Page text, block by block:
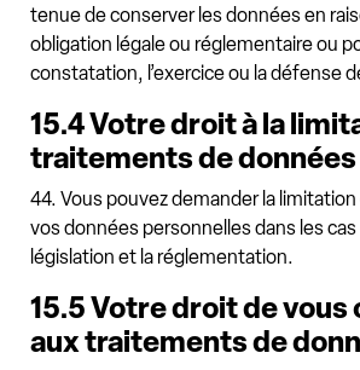
tenue de conserver les données en
obligation légale ou réglementaire ou
constatation, l’exercice ou la défense
15.4 Votre droit à la
traitements de données
44. Vous pouvez demander la
vos données personnelles dans les cas
législation et la réglementation.
15.5 Votre droit de vous
aux traitements de